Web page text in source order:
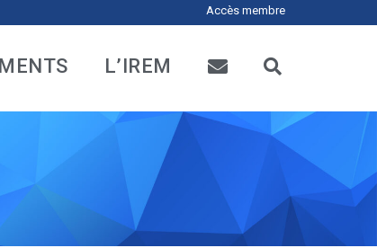
Accès membre
L’IREM